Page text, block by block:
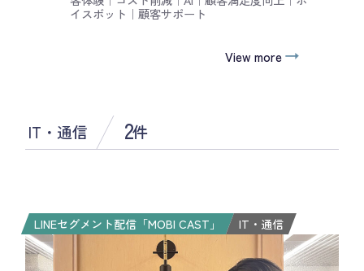
イスボット ｜ 顧客サポート
View more
IT・通信 2件
LINEセグメント配信「MOBI CAST」 IT・通信